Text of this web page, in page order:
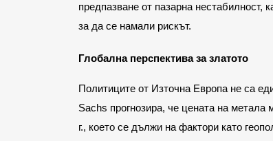
предпазване от пазарна нестабилност,
за да се намали рискът.
Глобална перспектива за златото
Политиците от Източна Европа не са
Sachs прогнозира, че цената на
г., което се дължи на фактори като